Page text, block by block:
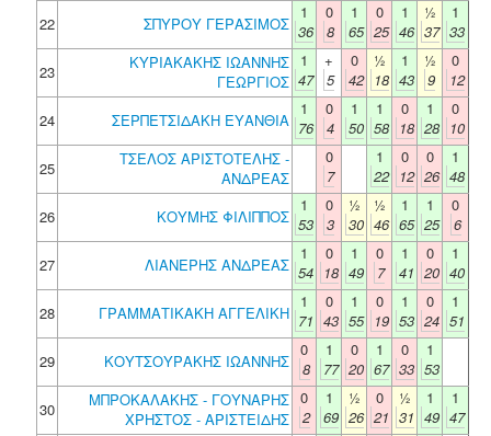
22
ΣΠΥΡΟΥ ΓΕΡΑΣΙΜΟΣ
1
36
0
8
1
65
0
25
1
46
½
37
1
33
23
ΚΥΡΙΑΚΑΚΗΣ ΙΩΑΝΝΗΣ
ΓΕΩΡΓΙΟΣ
1
47
+
5
0
42
½
18
1
43
½
9
0
12
24
ΣΕΡΠΕΤΣΙΔΑΚΗ ΕΥΑΝΘΙΑ
1
76
0
4
1
50
1
58
0
18
1
28
0
10
25
ΤΣΕΛΟΣ ΑΡΙΣΤΟΤΕΛΗΣ -
ΑΝΔΡΕΑΣ
0
7
1
22
0
12
0
26
1
48
26
ΚΟΥΜΗΣ ΦΙΛΙΠΠΟΣ
1
53
0
3
½
30
½
46
1
65
1
25
0
6
27
ΛΙΑΝΕΡΗΣ ΑΝΔΡΕΑΣ
1
54
0
18
1
49
0
7
1
41
0
20
1
40
28
ΓΡΑΜΜΑΤΙΚΑΚΗ ΑΓΓΕΛΙΚΗ
1
71
0
43
1
55
0
19
1
53
0
24
1
51
29
ΚΟΥΤΣΟΥΡΑΚΗΣ ΙΩΑΝΝΗΣ
0
8
1
77
0
20
1
67
0
33
1
53
30
ΜΠΡΟΚΑΛΑΚΗΣ - ΓΟΥΝΑΡΗΣ
ΧΡΗΣΤΟΣ - ΑΡΙΣΤΕΙΔΗΣ
0
2
1
69
½
26
0
21
½
31
1
49
1
47